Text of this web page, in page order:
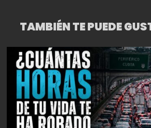
TAMBIÉN TE PUEDE